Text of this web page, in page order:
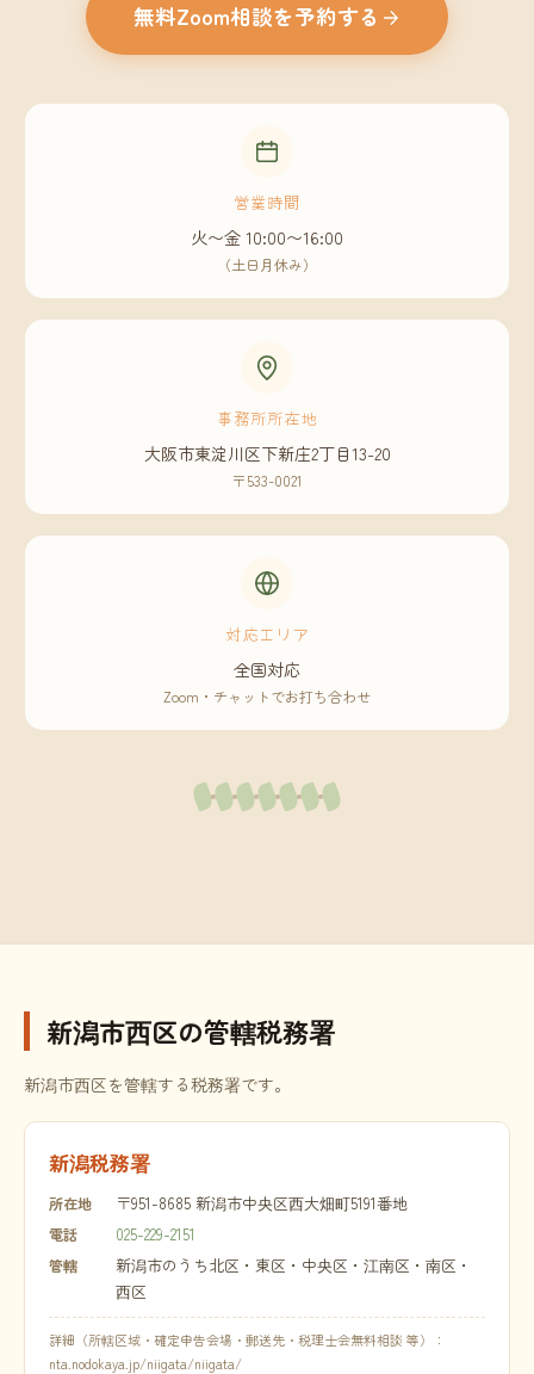
無料Zoom相談を予約する
営業時間
火〜金 10:00〜16:00
（土日月休み）
事務所所在地
大阪市東淀川区下新庄2丁目13-20
〒533-0021
対応エリア
全国対応
Zoom・チャットでお打ち合わせ
新潟市西区の管轄税務署
新潟市西区を管轄する税務署です。
新潟税務署
所在地 〒951-8685 新潟市中央区西大畑町5191番地
電話 025-229-2151
管轄
新潟市のうち北区・東区・中央区・江南区・南区・
西区
詳細（所轄区域・確定申告会場・郵送先・税理士会無料相談 等）：
nta.nodokaya.jp/niigata/niigata/